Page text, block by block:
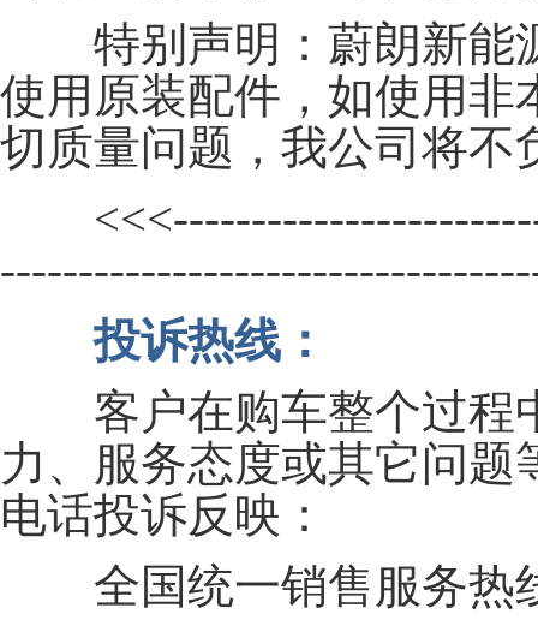
特别声明：蔚朗新能
使用原装配件，如使用非
切质量问题，我公司将不
投诉热线：
客户在购车整个过程
力、服务态度或其它问
电话投诉反映：
全国统一销售服务热